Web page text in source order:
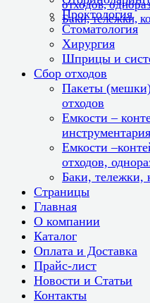
отходов,
Баки, тележки,
Проктология
Стоматология
Хирургия
Шприцы и
Сбор отходов
Пакеты
отходов
Емкости –
Емкости
отходов,
Баки, тележки,
Страницы
Главная
О компании
Каталог
Оплата и Доставка
Прайс-лист
Новости и Статьи
Контакты